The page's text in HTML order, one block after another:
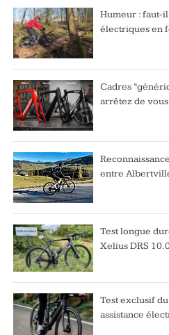
Humeur : faut-
électriques en
Cadres
arrêtez de
entre
Test longue
Xelius DRS
Test exclusif
assistance